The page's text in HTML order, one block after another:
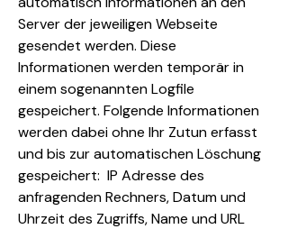
Server der jeweiligen Webseite
gesendet werden. Diese
Informationen werden temporär in
einem sogenannten Logfile
gespeichert. Folgende Informationen
werden dabei ohne Ihr Zutun erfasst
und bis zur automatischen Löschung
gespeichert: IP Adresse des
anfragenden Rechners, Datum und
Uhrzeit des Zugriffs, Name und URL